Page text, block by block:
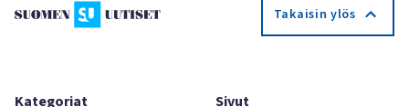
Takaisin ylös
Kategoriat
Sivut